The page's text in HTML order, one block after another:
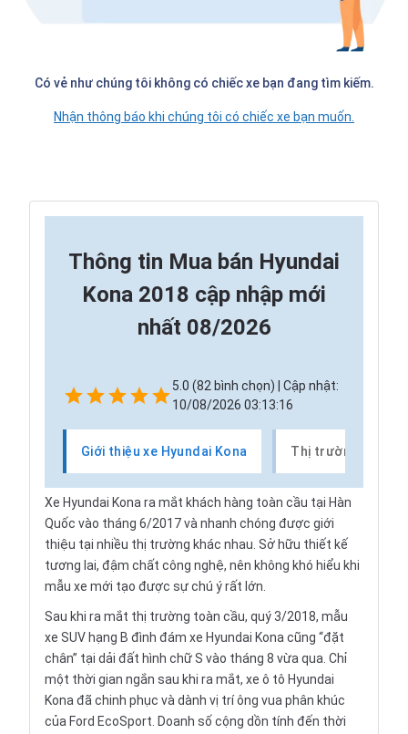
Có vẻ như chúng tôi không có chiếc xe bạn đang tìm kiếm.
Nhận thông báo khi chúng tôi có chiếc xe bạn muốn.
Thông tin Mua bán Hyundai
Kona 2018 cập nhập mới
nhất 08/2026
5.0 (82 bình chọn) | Cập nhật:
10/08/2026 03:13:16
Giới thiệu xe Hyundai Kona Thị trường xe
Xe Hyundai Kona ra mắt khách hàng toàn cầu tại Hàn
Quốc vào tháng 6/2017 và nhanh chóng được giới
thiệu tại nhiều thị trường khác nhau. Sở hữu thiết kế
tương lai, đậm chất công nghệ, nên không khó hiểu khi
mẫu xe mới tạo được sự chú ý rất lớn.
Sau khi ra mắt thị trường toàn cầu, quý 3/2018, mẫu
xe SUV hạng B đình đám xe Hyundai Kona cũng “đặt
chân” tại dải đất hình chữ S vào tháng 8 vừa qua. Chỉ
một thời gian ngắn sau khi ra mắt, xe ô tô Hyundai
Kona đã chinh phục và dành vị trí ông vua phân khúc
của Ford EcoSport. Doanh số cộng dồn tính đến thời